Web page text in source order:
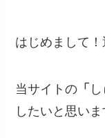
はじめまして！
当サイトの 「
したいと思いま